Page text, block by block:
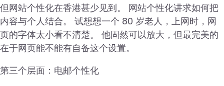
但网站个性化在香港甚少见到。 网站个性化讲求如何把
内容与个人结合。 试想想一个 80 岁老人，上网时，网
页的字体太小看不清楚。 他固然可以放大，但最完美的
在于网页能不能有自备这个设置。
第三个层面：电邮个性化